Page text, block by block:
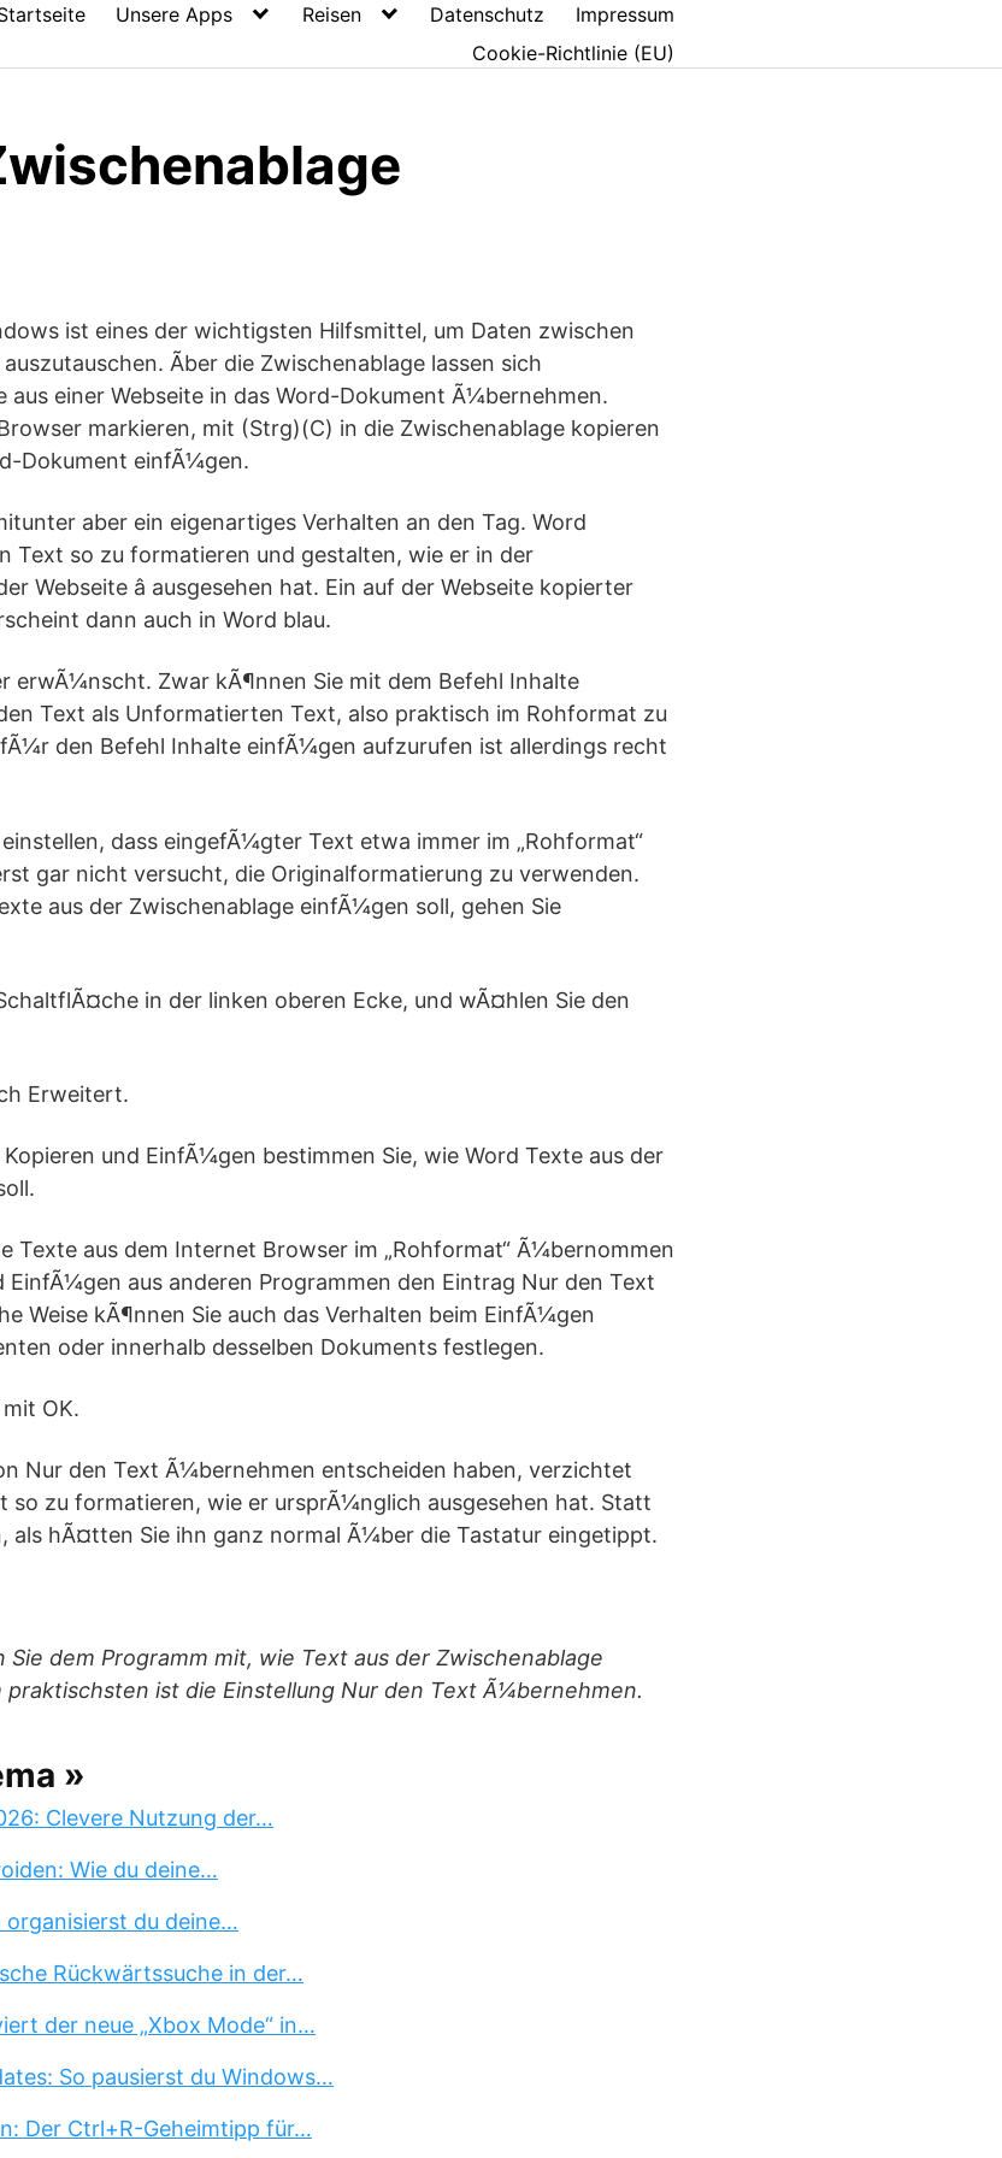
Unsere Apps Reisen Datenschutz
Impressum
Cookie-Richtlinie (EU)
ist eines der wichtigsten Hilfsmittel, um Daten zwischen
Ãber die Zwischenablage lassen sich
aus einer Webseite in das Word-Dokument Ã¼bernehmen.
markieren, mit (Strg)(C) in die Zwischenablage kopieren
Dokument einfÃ¼gen.
aber ein eigenartiges Verhalten an den Tag. Word
Text so zu formatieren und gestalten, wie er in der
Webseite â ausgesehen hat. Ein auf der Webseite kopierter
dann auch in Word blau.
erwÃ¼nscht. Zwar kÃ¶nnen Sie mit dem Befehl Inhalte
Text als Unformatierten Text, also praktisch im Rohformat zu
den Befehl Inhalte einfÃ¼gen aufzurufen ist allerdings recht
dass eingefÃ¼gter Text etwa immer im „Rohformat“
gar nicht versucht, die Originalformatierung zu verwenden.
aus der Zwischenablage einfÃ¼gen soll, gehen Sie
in der linken oberen Ecke, und wÃ¤hlen Sie den
Erweitert.
und EinfÃ¼gen bestimmen Sie, wie Word Texte aus der
Texte aus dem Internet Browser im „Rohformat“ Ã¼bernommen
EinfÃ¼gen aus anderen Programmen den Eintrag Nur den Text
Weise kÃ¶nnen Sie auch das Verhalten beim EinfÃ¼gen
oder innerhalb desselben Dokuments festlegen.
mit OK.
Nur den Text Ã¼bernehmen entscheiden haben, verzichtet
so zu formatieren, wie er ursprÃ¼nglich ausgesehen hat. Statt
als hÃ¤tten Sie ihn ganz normal Ã¼ber die Tastatur eingetippt.
dem Programm mit, wie Text aus der Zwischenablage
ist die Einstellung Nur den Text Ã¼bernehmen.
»
Clevere Nutzung der…
Wie du deine…
organisierst du deine…
Rückwärtssuche in der…
der neue „Xbox Mode“ in…
So pausierst du Windows…
Der Ctrl+R-Geheimtipp für…